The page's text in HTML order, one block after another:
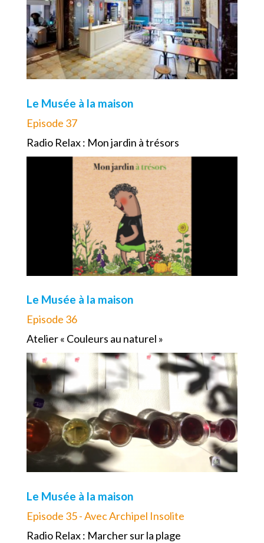
Le Musée à la maison
Episode 37
Radio Relax : Mon jardin à trésors
Le Musée à la maison
Episode 36
Atelier « Couleurs au naturel »
Le Musée à la maison
Episode 35 - Avec Archipel Insolite
Radio Relax : Marcher sur la plage